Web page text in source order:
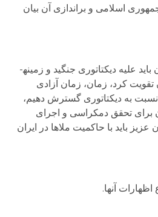
اسلامی و براندازی آن بیان
. . . ما معتقدیم که در ایران باید علیه دیکتاتوری جنگید و زمینه­
کرد، زمان، زمان آزادی
نسبت به دیکتاتوری گسترش دهیم،
برای تحقق دمکراسی و اجرای
باید با حاکمیت ملاها در ایران